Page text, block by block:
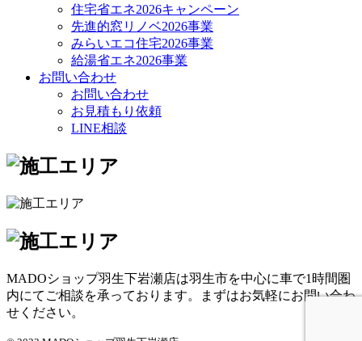
住宅省エネ2026キャンペーン
先進的窓リノベ2026事業
みらいエコ住宅2026事業
給湯省エネ2026事業
お問い合わせ
お問い合わせ
お見積もり依頼
LINE相談
MADOショップ羽生下岩瀬店は羽生市を中心に車で1時間圏
内にてご相談を承っております。まずはお気軽にお問い合わ
せください。